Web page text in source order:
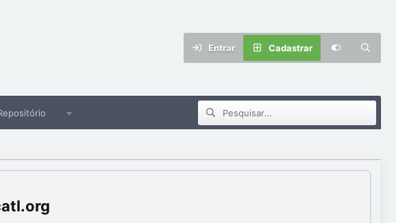
Entrar Cadastrar